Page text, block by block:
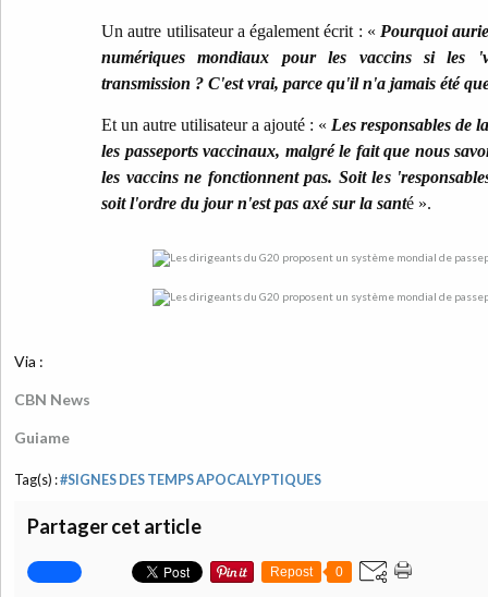
Un autre utilisateur a également écrit : « Pourquoi
numériques mondiaux pour les vaccins si les
transmission ? C'est vrai, parce qu'il n'a jamais été
Et un autre utilisateur a ajouté : « Les responsables de
les passeports vaccinaux, malgré le fait que nous
les vaccins ne fonctionnent pas. Soit les
soit l'ordre du jour n'est pas axé sur la santé ».
Via :
CBN News
Guiame
Tag(s) :#SIGNES DES TEMPS APOCALYPTIQUES
Partager cet article
Repost 0